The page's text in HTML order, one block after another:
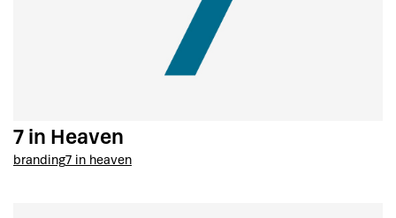
7 in Heaven
branding7 in heaven